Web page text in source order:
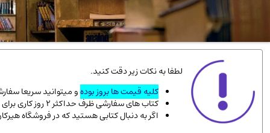
ورزشی و تربیت بدنی
سیاسی(116)
کتاب های مصور رنگی و گلاسه(23)
دایره المعارف و فرهنگ
سینما و فیلم
زندگینامه شهدا
لطفا به نکات زیر دقت کنید.
کلیه قیمت ها بروز بودهو میتوانید سریعا
کتاب های سفارشی ظرف حداکثر 2 روز کاری برای پست پیشتاز، و 3 روز کاری برای پست سفارشی، به دست شما میرسد.
اگر به دنبال کتابی هستید که در فروشگاه